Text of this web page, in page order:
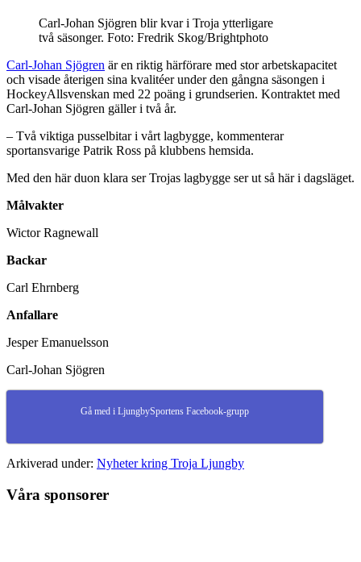
Carl-Johan Sjögren blir kvar i Troja ytterligare
två säsonger. Foto: Fredrik Skog/Brightphoto
Carl-Johan Sjögren är en riktig härförare med stor arbetskapacitet
och visade återigen sina kvalitéer under den gångna säsongen i
HockeyAllsvenskan med 22 poäng i grundserien. Kontraktet med
Carl-Johan Sjögren gäller i två år.
– Två viktiga pusselbitar i vårt lagbygge, kommenterar
sportansvarige Patrik Ross på klubbens hemsida.
Med den här duon klara ser Trojas lagbygge ser ut så här i dagsläget.
Målvakter
Wictor Ragnewall
Backar
Carl Ehrnberg
Anfallare
Jesper Emanuelsson
Carl-Johan Sjögren
Gå med i LjungbySportens Facebook-grupp
Arkiverad under: Nyheter kring Troja Ljungby
Våra sponsorer